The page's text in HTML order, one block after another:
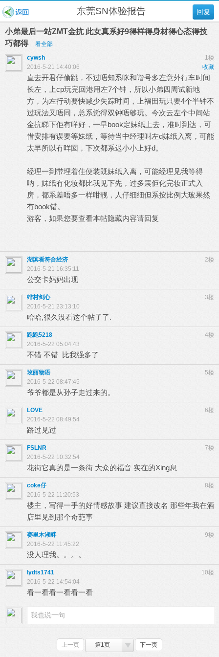
回复
东莞SN体验报告
小弟最后一站ZMT金抗 此女真系好9得样得身材得心态得技
巧都得
看全部
1楼
cywsh
收藏
2016-5-21 14:40:06
直去开君仔偷跳，不过唔知系咪和谐号多左意外行车时间
长左，上cp玩完回港用左7个钟，所以小弟四周试新地
方，为左行动要快减少失踪时间，上福田玩只要4个半钟不
过玩法又唔同，总系觉得双钟唔够玩。今次云左个中间站
金抗睇下佢有咩好，一早book定妹纸上去，准时到达，可
惜安排有误要等妹纸，等待当中经理叫左d妹纸入离，可能
太早所以冇咩囡，下次都系迟小小上好d。
经理一到带埋着住便装既妹纸入离，可能经理见我等得
吶，妹纸冇化妆都比我见下先，过多震佢化完妆正式入
房，都系差唔多一样咁靓，人仔细细但系按比例大玻果然
冇book错。
游客，如果您要查看本帖隐藏内容请回复
2楼
湖滨看符合经济
2016-5-21 16:35:11
公交卡妈妈出现
3楼
绯村剑心
2016-5-21 23:13:10
哈哈,很久没看这个帖子了.
4楼
跑跑5218
2016-5-22 05:04:43
不错 不错 比我强多了
5楼
玫丽物语
2016-5-22 08:47:45
爷爷都是从孙子走过来的。
6楼
LOVE
2016-5-22 08:49:54
路过见过
7楼
FSLNR
2016-5-22 10:32:54
花街它真的是一条街 大众的福音 实在的Xing息
8楼
coke仔
2016-5-22 11:20:53
楼主，写得一手的好情感故事 建议直接改名 那些年我在酒
店里见到那个奇葩事
9楼
赛里木湖畔
2016-5-22 11:45:22
没人理我。。。。
10楼
lydts1741
2016-5-22 14:54:04
看一看看一看看一看
上一页 第1页 下一页